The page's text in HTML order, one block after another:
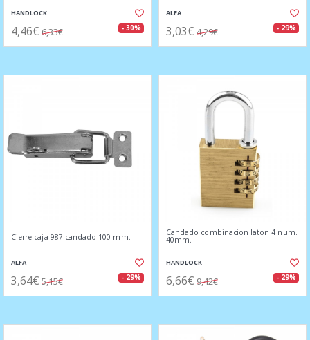
HANDLOCK
4,46€ 6,33€ - 30%
ALFA
3,03€ 4,29€ - 29%
Cierre caja 987 candado 100 mm.
ALFA
3,64€ 5,15€ - 29%
Candado combinacion laton 4 num.
40mm.
HANDLOCK
6,66€ 9,42€ - 29%